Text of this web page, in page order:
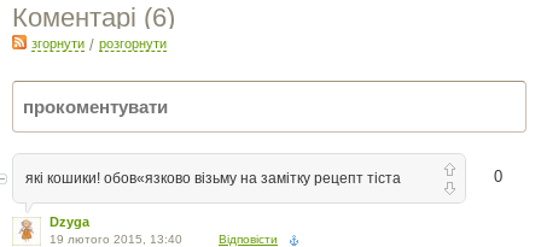
Коментарі (6)
згорнути / розгорнути
0
які кошики! обов«язково візьму на замітку рецепт тіста
Dzyga
19 лютого 2015, 13:40 Відповісти